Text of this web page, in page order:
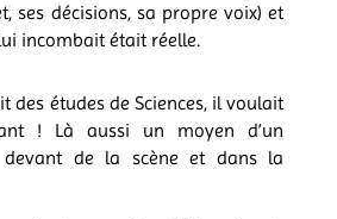
ses décisions, sa propre voix) et
incombait était réelle.
des études de Sciences, il voulait
! Là aussi un moyen d’un
de la scène et dans la